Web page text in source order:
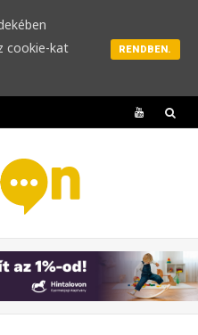
Y
u
b
e
cookie-kat
RENDBEN.